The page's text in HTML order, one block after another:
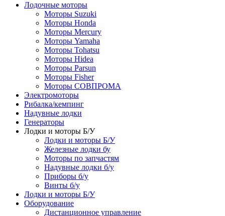
Лодочные моторы
Моторы Suzuki
Моторы Honda
Моторы Mercury
Моторы Yamaha
Моторы Tohatsu
Моторы Hidea
Моторы Parsun
Моторы Fisher
Моторы СОВПРОМА
Электромоторы
Рибалка/кемпинг
Надувные лодки
Генераторы
Лодки и моторы Б/У
Лодки и моторы Б/У
Железные лодки бу
Моторы по запчастям
Надувные лодки б/у
Приборы б/у
Винты б/у
Лодки и моторы Б/У
Оборудование
Дистанционное управление